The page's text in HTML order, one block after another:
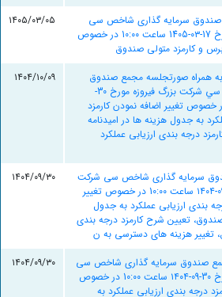
سرمایه گذاری شاخص سی
شرکت بزرگ فیروزه مورخ 17-۰۳-1405 ساعت 10:۰۰ در خصوص
و کارمزد متولی صندوق
۱۴۰۵/۰۳/۰۵
به همراه صورتجلسه مجمع صندوق
سرمايه گذاري شاخص سي شرکت بزرگ فيروزه مورخ 30-
ساعت 10:۰۰ در خصوص تغییر اضافه نمودن کارمزد
به جدول هزینه ها در امیدنامه
درجه بندی ارزیابی عملکرد
۱۴۰۴/۱۰/۰۹
سرمایه گذاری شاخص سی شرکت
بزرگ فیروزه مورخ 30-09-۱۴۰۴ ساعت 10:۰۰ در خصوص تغییر
بندی ارزیابی عملکرد به جدول
تعیین شرح کارمزد درجه بندی
تغییر هزینه های دسترسی به ن
۱۴۰۴/۰۹/۳۰
صندوق سرمایه گذاری شاخص سی
شرکت بزرگ فیروزه مورخ 30-09-۱۴۰۴ ساعت 10:۰۰ در خصوص
درجه بندی ارزیابی عملکرد به
۱۴۰۴/۰۹/۳۰